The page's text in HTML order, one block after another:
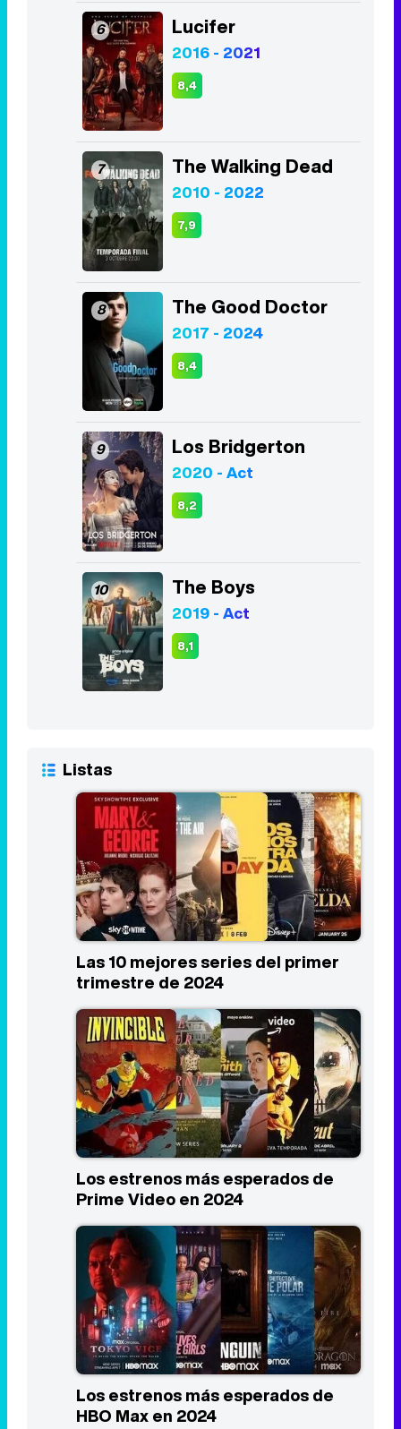
6 Lucifer
2016 - 2021
8,4
7 The Walking Dead
2010 - 2022
7,9
8 The Good Doctor
2017 - 2024
8,4
9 Los Bridgerton
2020 - Act
8,2
10 The Boys
2019 - Act
8,1
Listas
Las 10 mejores series del primer
trimestre de 2024
Los estrenos más esperados de
Prime Video en 2024
Los estrenos más esperados de
HBO Max en 2024